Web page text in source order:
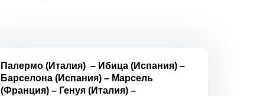
Палермо (Италия) – Ибица (Испания) –
Барселона (Испания) – Марсель
(Франция) – Генуя (Италия) –